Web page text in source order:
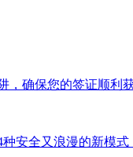
，确保您的签证顺利
安全又浪漫的新模式